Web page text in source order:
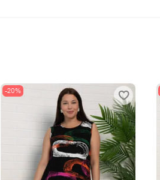
-20%